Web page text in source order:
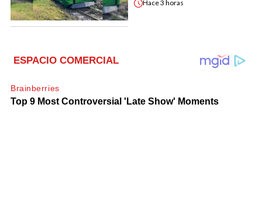
Hace3 horas